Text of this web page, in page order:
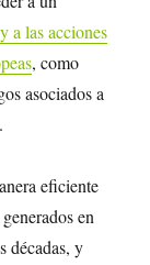
a las acciones
, como
asociados a
eficiente
en
décadas, y